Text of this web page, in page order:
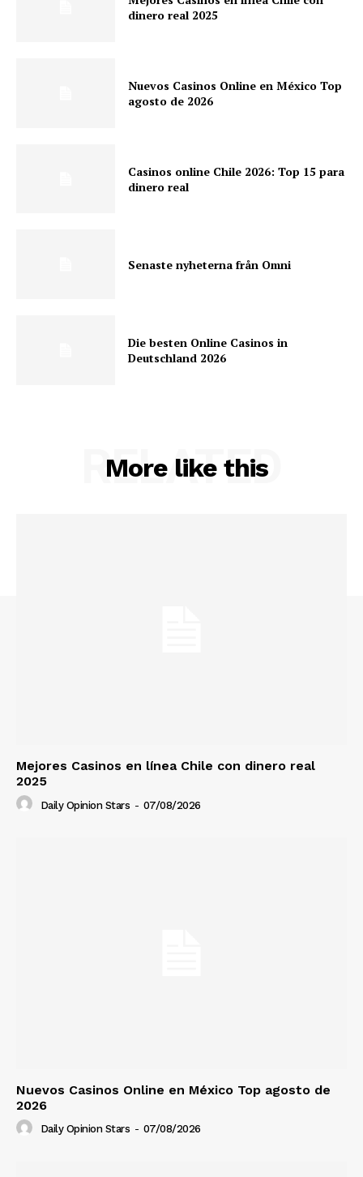
dinero real 2025
Nuevos Casinos Online en México Top
agosto de 2026
Casinos online Chile 2026: Top 15 para
dinero real
Senaste nyheterna från Omni
Die besten Online Casinos in
Deutschland 2026
More like this
RELATED
Mejores Casinos en línea Chile con dinero real
2025
Daily Opinion Stars - 07/08/2026
Nuevos Casinos Online en México Top agosto de
2026
Daily Opinion Stars - 07/08/2026